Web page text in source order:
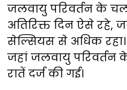
जलवायु परिवर्तन के
अतिरिक्त दिन ऐसे रहे,
सेल्सियस से अधिक
जहां जलवायु परिवर्तन
रातें दर्ज की गई।